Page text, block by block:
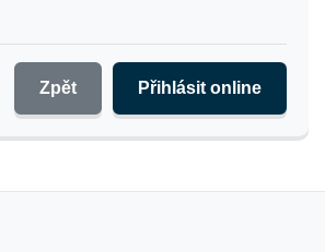
Přihlásit online
Zpět